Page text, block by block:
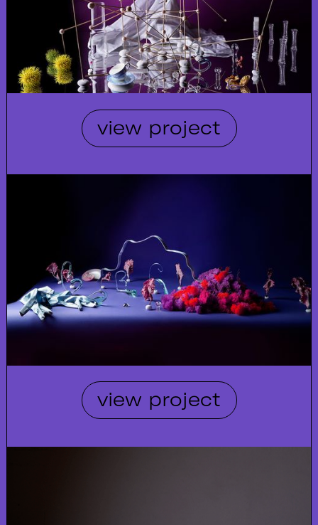
view project
view project